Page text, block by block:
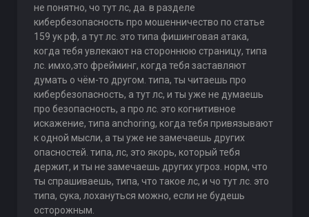
не понятно, чо тут лс, да. в разделе
кибербезопасность про мошенничество по статье
159 ук рф, а тут лс. это типа фишинговая атака,
когда тебя увлекают на стороннюю страницу, типа
лс. имхо,это фрейминг, когда тебя заставляют
думать о чём-то другом. типа, ты читаешь про
кибербезопасность, а тут лс, и ты уже не думаешь
про безопасность, а про лс. это когнитивное
искажение, типа anchoring, когда тебя привязывают
к одной мысли, а ты уже не замечаешь других
опасностей. типа, лс, это якорь, который тебя
держит, и ты не замечаешь других угроз. норм, что
ты спрашиваешь, типа, что такое лс, и чо тут лс. это
типа, сука, лохануться можно, если не будешь
осторожным.